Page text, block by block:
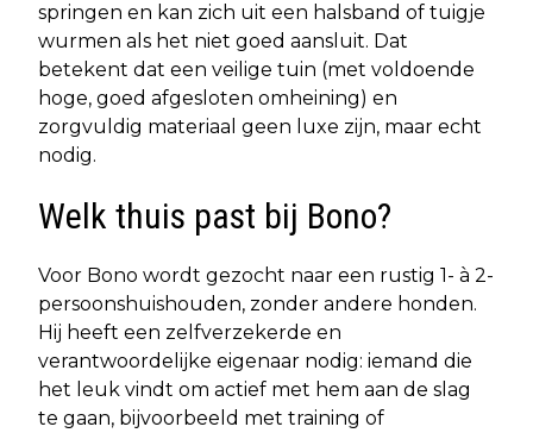
springen en kan zich uit een halsband of tuigje
wurmen als het niet goed aansluit. Dat
betekent dat een veilige tuin (met voldoende
hoge, goed afgesloten omheining) en
zorgvuldig materiaal geen luxe zijn, maar echt
nodig.
Welk thuis past bij Bono?
Voor Bono wordt gezocht naar een rustig 1- à 2-
persoonshuishouden, zonder andere honden.
Hij heeft een zelfverzekerde en
verantwoordelijke eigenaar nodig: iemand die
het leuk vindt om actief met hem aan de slag
te gaan, bijvoorbeeld met training of